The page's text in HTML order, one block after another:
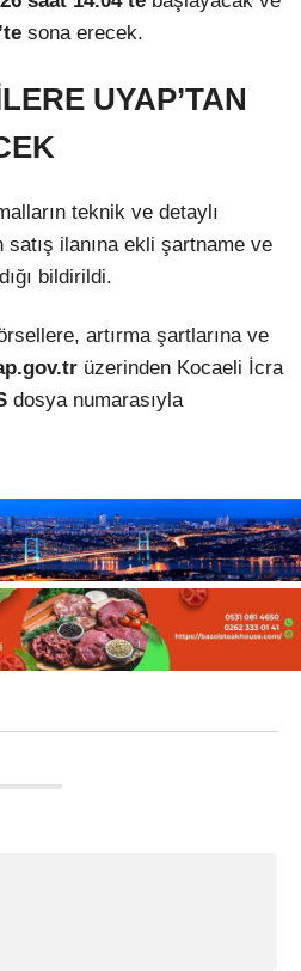
sona erecek.
UYAP’TAN
teknik ve detaylı
satış ilanına ekli şartname ve
bildirildi.
artırma şartlarına ve
üzerinden Kocaeli İcra
dosya numarasıyla